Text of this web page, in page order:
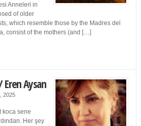
Anneleri in
of older
which resemble those by the Madres del
consist of the mothers (and […]
Aysan
2025
koca sene
Her şey